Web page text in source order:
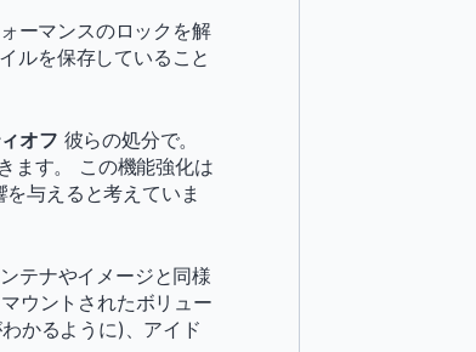
ーマンスのロックを解
ルを保存していること
オフ 彼らの処分で。
ます。 この機能強化は
与えると考えていま
テナやイメージと同様
ウントされたボリュー
かるように)、アイド